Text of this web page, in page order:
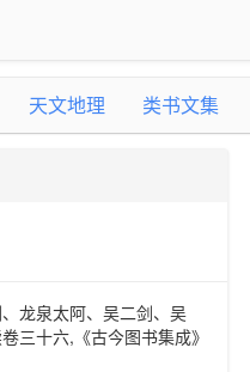
天文地理 类书文集
龙泉太阿、吴二剑、吴
三十六,《古今图书集成》